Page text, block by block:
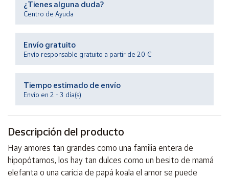
Productos
Solidarios
Ayuda
Centro
de ayuda
Contacto
Vendedores
Mapa de
vendedores
¿Tienes alguna duda?
Centro de Ayuda
Envío gratuito
Envío responsable gratuito a partir de 20 €
Tiempo estimado de envío
Envío en 2 - 3 día(s)
Descripción del producto
Hay amores tan grandes como una familia entera de
hipopótamos, los hay tan dulces como un besito de mamá
elefanta o una caricia de papá koala el amor se puede